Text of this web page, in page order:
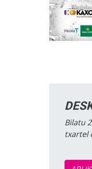
Bilatu
txartel